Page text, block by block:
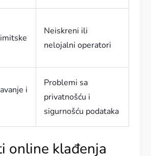
Neiskreni ili
nelojalni operatori
i
Problemi sa
privatnošću i
sigurnošću podataka
online klađenja